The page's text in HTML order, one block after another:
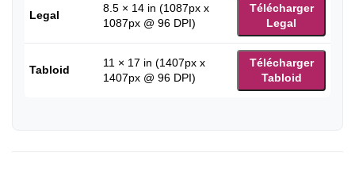
Legal
8.5 × 14 in (1087px x
1087px @ 96 DPI)
Télécharger
Legal
Tabloid
11 × 17 in (1407px x
1407px @ 96 DPI)
Télécharger
Tabloid